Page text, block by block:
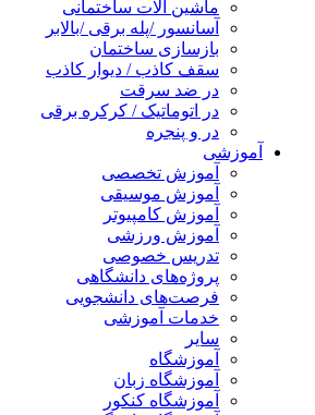
ماشین آلات ساختمانی
آسانسور /پله برقی /بالابر
بازسازی ساختمان
سقف کاذب / دیوار کاذب
در ضد سرقت
در اتوماتیک / کرکره برقی
در و پنجره
آموزشی
آموزش تخصصی
آموزش موسیقی
آموزش کامپیوتر
آموزش ورزشی
تدریس خصوصی
پروژه‌های دانشگاهی
فرصت‌های دانشجویی
خدمات آموزشی
سایر
آموزشگاه
آموزشگاه زبان
آموزشگاه کنکور